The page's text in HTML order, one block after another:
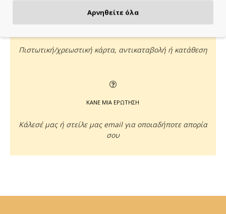
Πιστωτική/χρεωστική κάρτα, αντικαταβολή ή κατάθεση
ΚΑΝΕ ΜΙΑ ΕΡΩΤΗΣΗ
Κάλεσέ μας ή στείλε μας email για οποιαδήποτε απορία
σου
Αρνηθείτε όλα